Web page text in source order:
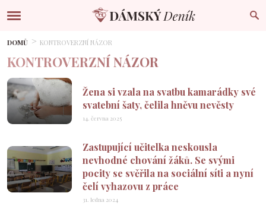
DOMŮ KONTROVERZNÍ NÁZOR
KONTROVERZNÍ NÁZOR
Žena si vzala na svatbu kamarádky své
svatební šaty, čelila hněvu nevěsty
14. června 2025
Zastupující učitelka neskousla
nevhodné chování žáků. Se svými
pocity se svěřila na sociální síti a nyní
čelí vyhazovu z práce
31. ledna 2024